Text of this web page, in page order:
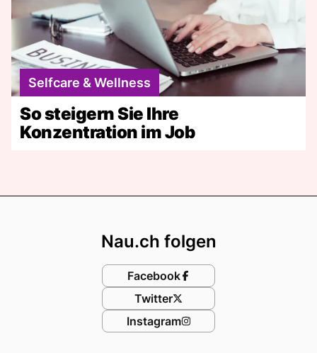
Selfcare & Wellness
So steigern Sie Ihre
Konzentration im Job
Nau.ch folgen
Facebook
Twitter
Instagram